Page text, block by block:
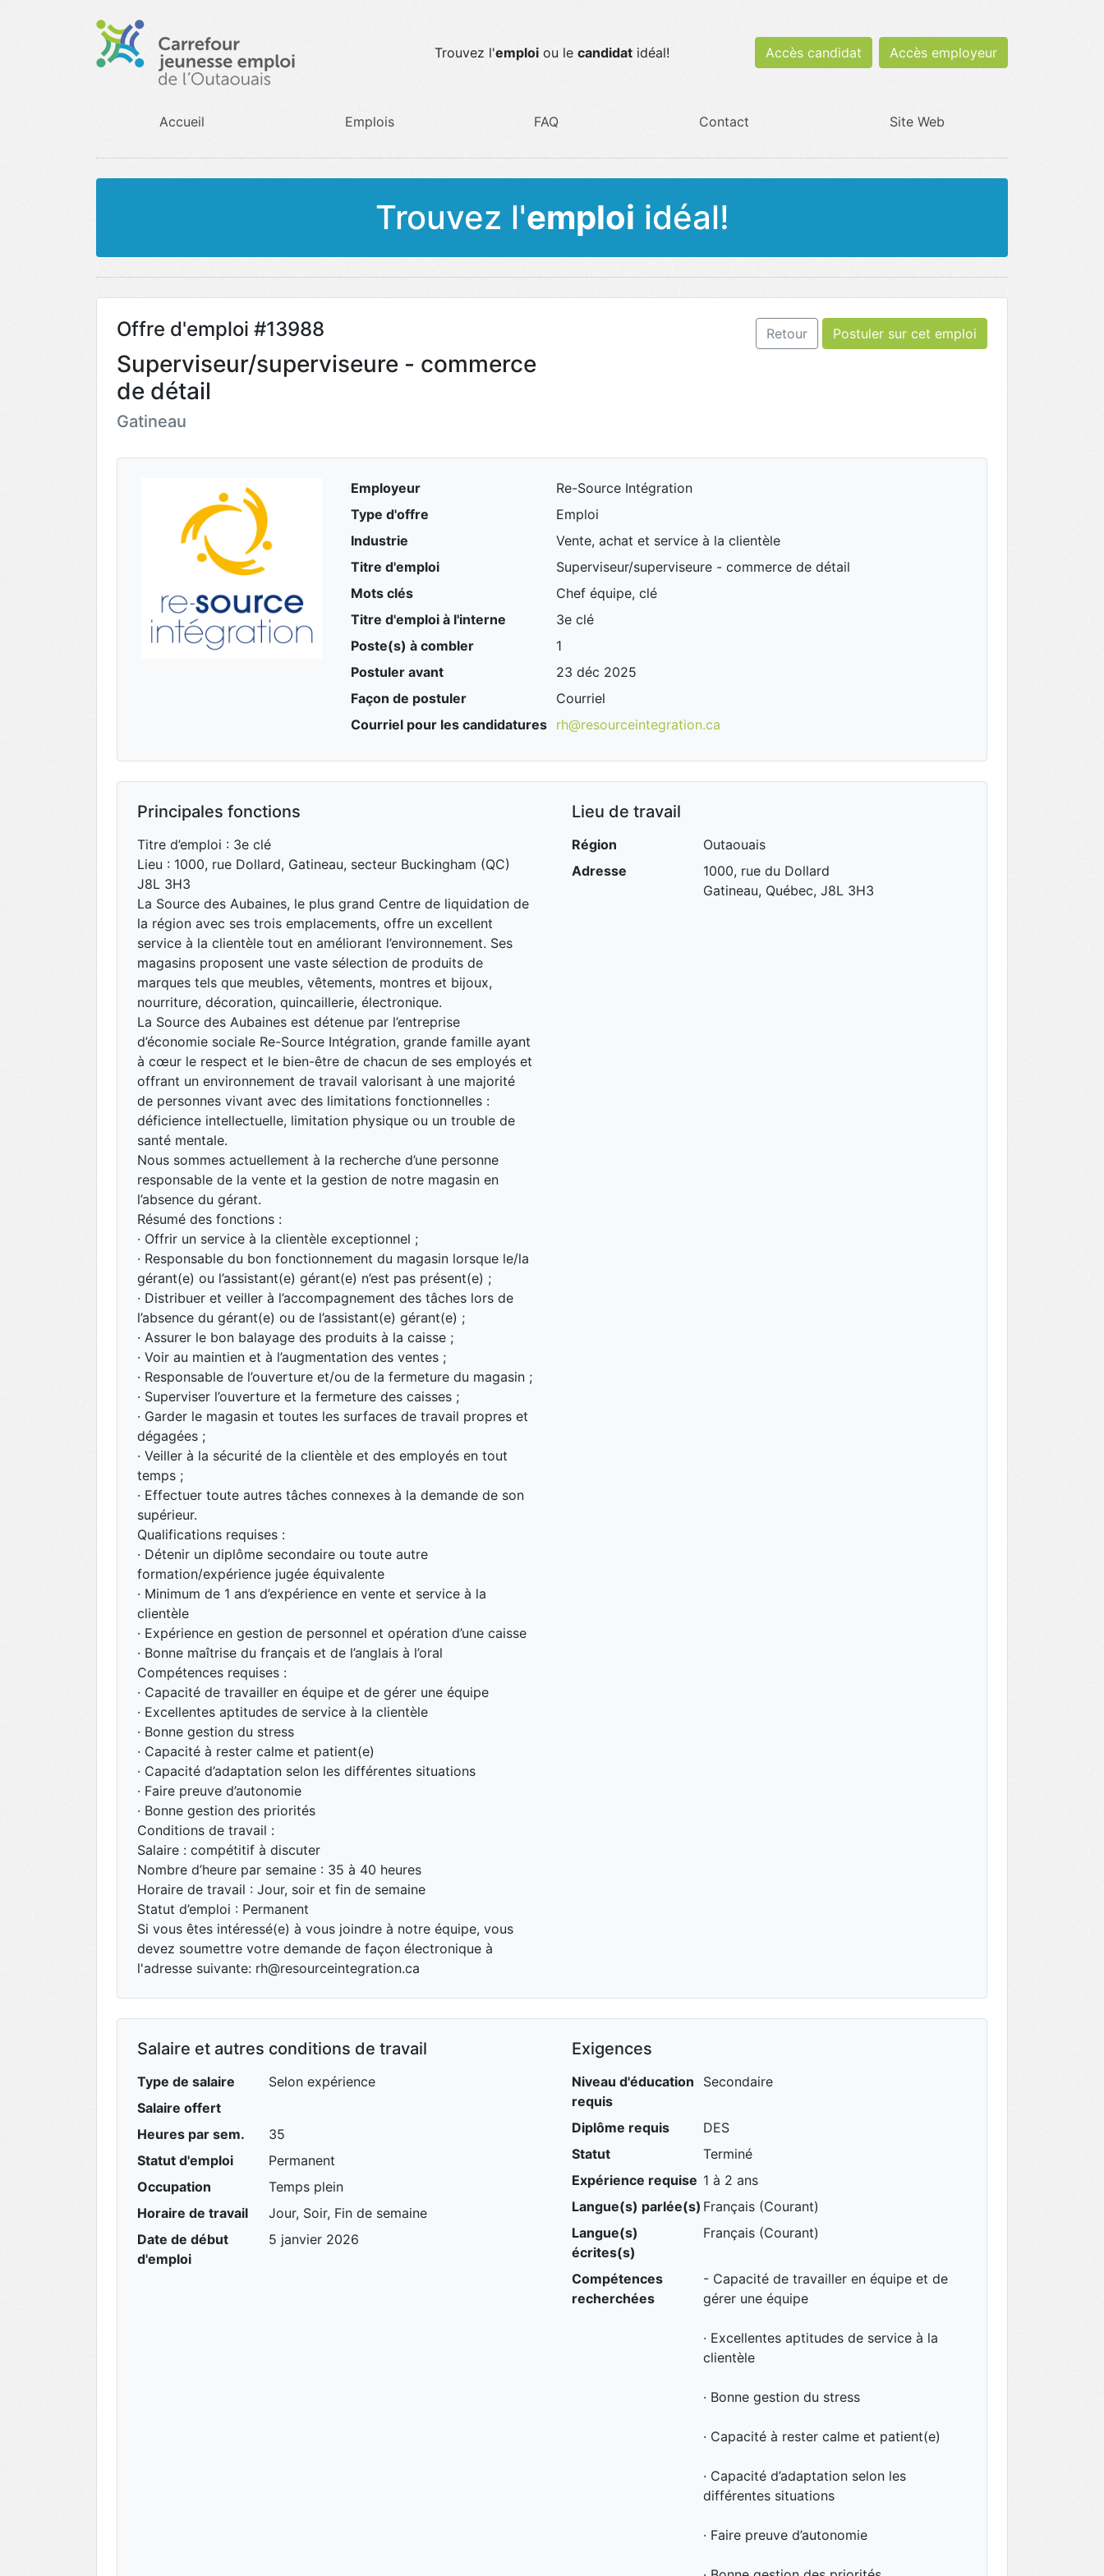
Trouvez l'emploi ou le candidat idéal! Accès candidat Accès employeur
Accueil Emplois FAQ Contact Site Web
Trouvez l'emploi idéal!
Offre d'emploi #13988
Superviseur/superviseure - commerce
de détail
Gatineau
Retour Postuler sur cet emploi
Employeur
Re-Source Intégration
Type d'offre
Emploi
Industrie
Vente, achat et service à la clientèle
Titre d'emploi
Superviseur/superviseure - commerce de détail
Mots clés
Chef équipe, clé
Titre d'emploi à l'interne
3e clé
Poste(s) à combler
1
Postuler avant
23 déc 2025
Façon de postuler
Courriel
Courriel pour les candidatures rh@resourceintegration.ca
Principales fonctions
Titre d’emploi : 3e clé
Lieu : 1000, rue Dollard, Gatineau, secteur Buckingham (QC)
J8L 3H3
La Source des Aubaines, le plus grand Centre de liquidation de
la région avec ses trois emplacements, offre un excellent
service à la clientèle tout en améliorant l’environnement. Ses
magasins proposent une vaste sélection de produits de
marques tels que meubles, vêtements, montres et bijoux,
nourriture, décoration, quincaillerie, électronique.
La Source des Aubaines est détenue par l’entreprise
d’économie sociale Re-Source Intégration, grande famille ayant
à cœur le respect et le bien-être de chacun de ses employés et
offrant un environnement de travail valorisant à une majorité
de personnes vivant avec des limitations fonctionnelles :
déficience intellectuelle, limitation physique ou un trouble de
santé mentale.
Nous sommes actuellement à la recherche d’une personne
responsable de la vente et la gestion de notre magasin en
l’absence du gérant.
Résumé des fonctions :
· Offrir un service à la clientèle exceptionnel ;
· Responsable du bon fonctionnement du magasin lorsque le/la
gérant(e) ou l’assistant(e) gérant(e) n’est pas présent(e) ;
· Distribuer et veiller à l’accompagnement des tâches lors de
l’absence du gérant(e) ou de l’assistant(e) gérant(e) ;
· Assurer le bon balayage des produits à la caisse ;
· Voir au maintien et à l’augmentation des ventes ;
· Responsable de l’ouverture et/ou de la fermeture du magasin ;
· Superviser l’ouverture et la fermeture des caisses ;
· Garder le magasin et toutes les surfaces de travail propres et
dégagées ;
· Veiller à la sécurité de la clientèle et des employés en tout
temps ;
· Effectuer toute autres tâches connexes à la demande de son
supérieur.
Qualifications requises :
· Détenir un diplôme secondaire ou toute autre
formation/expérience jugée équivalente
· Minimum de 1 ans d’expérience en vente et service à la
clientèle
· Expérience en gestion de personnel et opération d’une caisse
· Bonne maîtrise du français et de l’anglais à l’oral
Compétences requises :
· Capacité de travailler en équipe et de gérer une équipe
· Excellentes aptitudes de service à la clientèle
· Bonne gestion du stress
· Capacité à rester calme et patient(e)
· Capacité d’adaptation selon les différentes situations
· Faire preuve d’autonomie
· Bonne gestion des priorités
Conditions de travail :
Salaire : compétitif à discuter
Nombre d’heure par semaine : 35 à 40 heures
Horaire de travail : Jour, soir et fin de semaine
Statut d’emploi : Permanent
Si vous êtes intéressé(e) à vous joindre à notre équipe, vous
devez soumettre votre demande de façon électronique à
l'adresse suivante: rh@resourceintegration.ca
Lieu de travail
Région
Outaouais
Adresse
1000, rue du Dollard
Gatineau, Québec, J8L 3H3
Salaire et autres conditions de travail
Type de salaire
Selon expérience
Salaire offert
Heures par sem.
35
Statut d'emploi
Permanent
Occupation
Temps plein
Horaire de travail
Jour, Soir, Fin de semaine
Date de début
d'emploi
5 janvier 2026
Exigences
Niveau d'éducation
requis
Secondaire
Diplôme requis
DES
Statut
Terminé
Expérience requise 1 à 2 ans
Langue(s) parlée(s) Français (Courant)
Langue(s)
écrites(s)
Français (Courant)
Compétences
recherchées
- Capacité de travailler en équipe et de
gérer une équipe
· Excellentes aptitudes de service à la
clientèle
· Bonne gestion du stress
· Capacité à rester calme et patient(e)
· Capacité d’adaptation selon les
différentes situations
· Faire preuve d’autonomie